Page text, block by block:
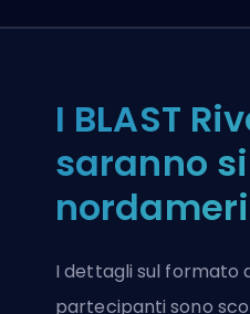
I BLAST
saranno
I dettagli sul formato
partecipanti sono